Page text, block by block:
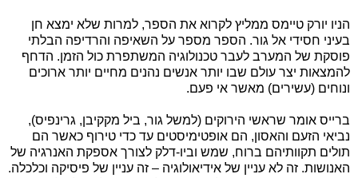
הניו יורק טיימס ממליץ לקרוא את הספר, למרות שלא ימצא חן
בעיני חסידי אל גור. הספר מספר על השאיפה והרדיפה הבלתי
פוסקת של המערב לעבר טכנולוגיה המשתפרת כול הזמן. הדחף
להמצאות יצר עולם שבו יותר אנשים נהנים מחיים יותר ארוכים
ונוחים (עשירים) מאשר אי פעם.
ברייס אומר שראשי הירוקים (למשל גור, ביל מקקיבן, גרינפיס),
נביאי הזעם והאסון, הם אופטימיסטים עד כדי טירוף כאשר הם
תולים תקוותיהם ברוח, שמש וביו-דלק לצורך אספקת האנרגיה של
האנושות. זה לא עניין של אידיאולוגיה – זה עניין של פיסיקה וכלכלה.